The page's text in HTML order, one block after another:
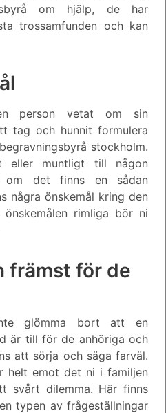
om hjälp, de har
trossamfunden och kan
person vetat om sin
tag och hunnit formulera
stockholm.
muntligt till någon
om det finns en sådan
några önskemål kring den
rimliga bör ni
främst för de
glömma bort att en
är till för de anhöriga och
att sörja och säga farväl.
helt emot det ni i familjen
svårt dilemma. Här finns
typen av frågeställningar